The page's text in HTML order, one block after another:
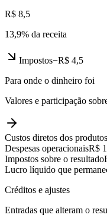
R$ 8,5
13,9% da receita
Impostos−R$ 4,5
Para onde o dinheiro foi
Valores e participação
Custos diretos dos
Despesas operacionaisR$
Impostos sobre o resultado
Lucro líquido que
Créditos e ajustes
Entradas que alteram o